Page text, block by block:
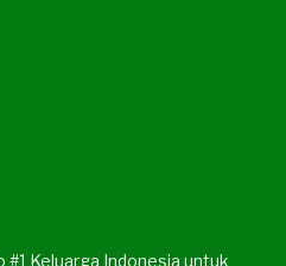
#1 Keluarga Indonesia untuk